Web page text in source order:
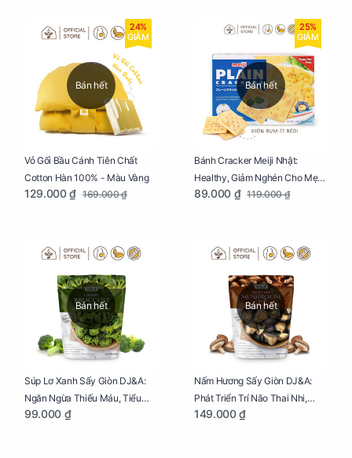
Bán hết
24%
GIẢM
Vỏ Gối Bầu Cánh Tiên Chất
Cotton Hàn 100% - Màu Vàng
129.000 ₫ 169.000 ₫
Bán hết
25%
GIẢM
Bánh Cracker Meiji Nhật:
Healthy, Giảm Nghén Cho Mẹ
Bầu Hộp 104g
89.000 ₫ 119.000 ₫
Bán hết
Súp Lơ Xanh Sấy Giòn DJ&A:
Ngăn Ngừa Thiếu Máu, Tiểu
Đường, Dị Tật Thai Nhi Túi 25g
99.000 ₫
Bán hết
Nấm Hương Sấy Giòn DJ&A:
Phát Triển Trí Não Thai Nhi,
Giảm Mệt Mỏi Cho Mẹ Bầu Túi
149.000 ₫